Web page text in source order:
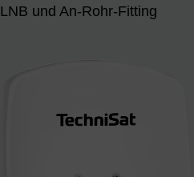
LNB und An-Rohr-Fitting